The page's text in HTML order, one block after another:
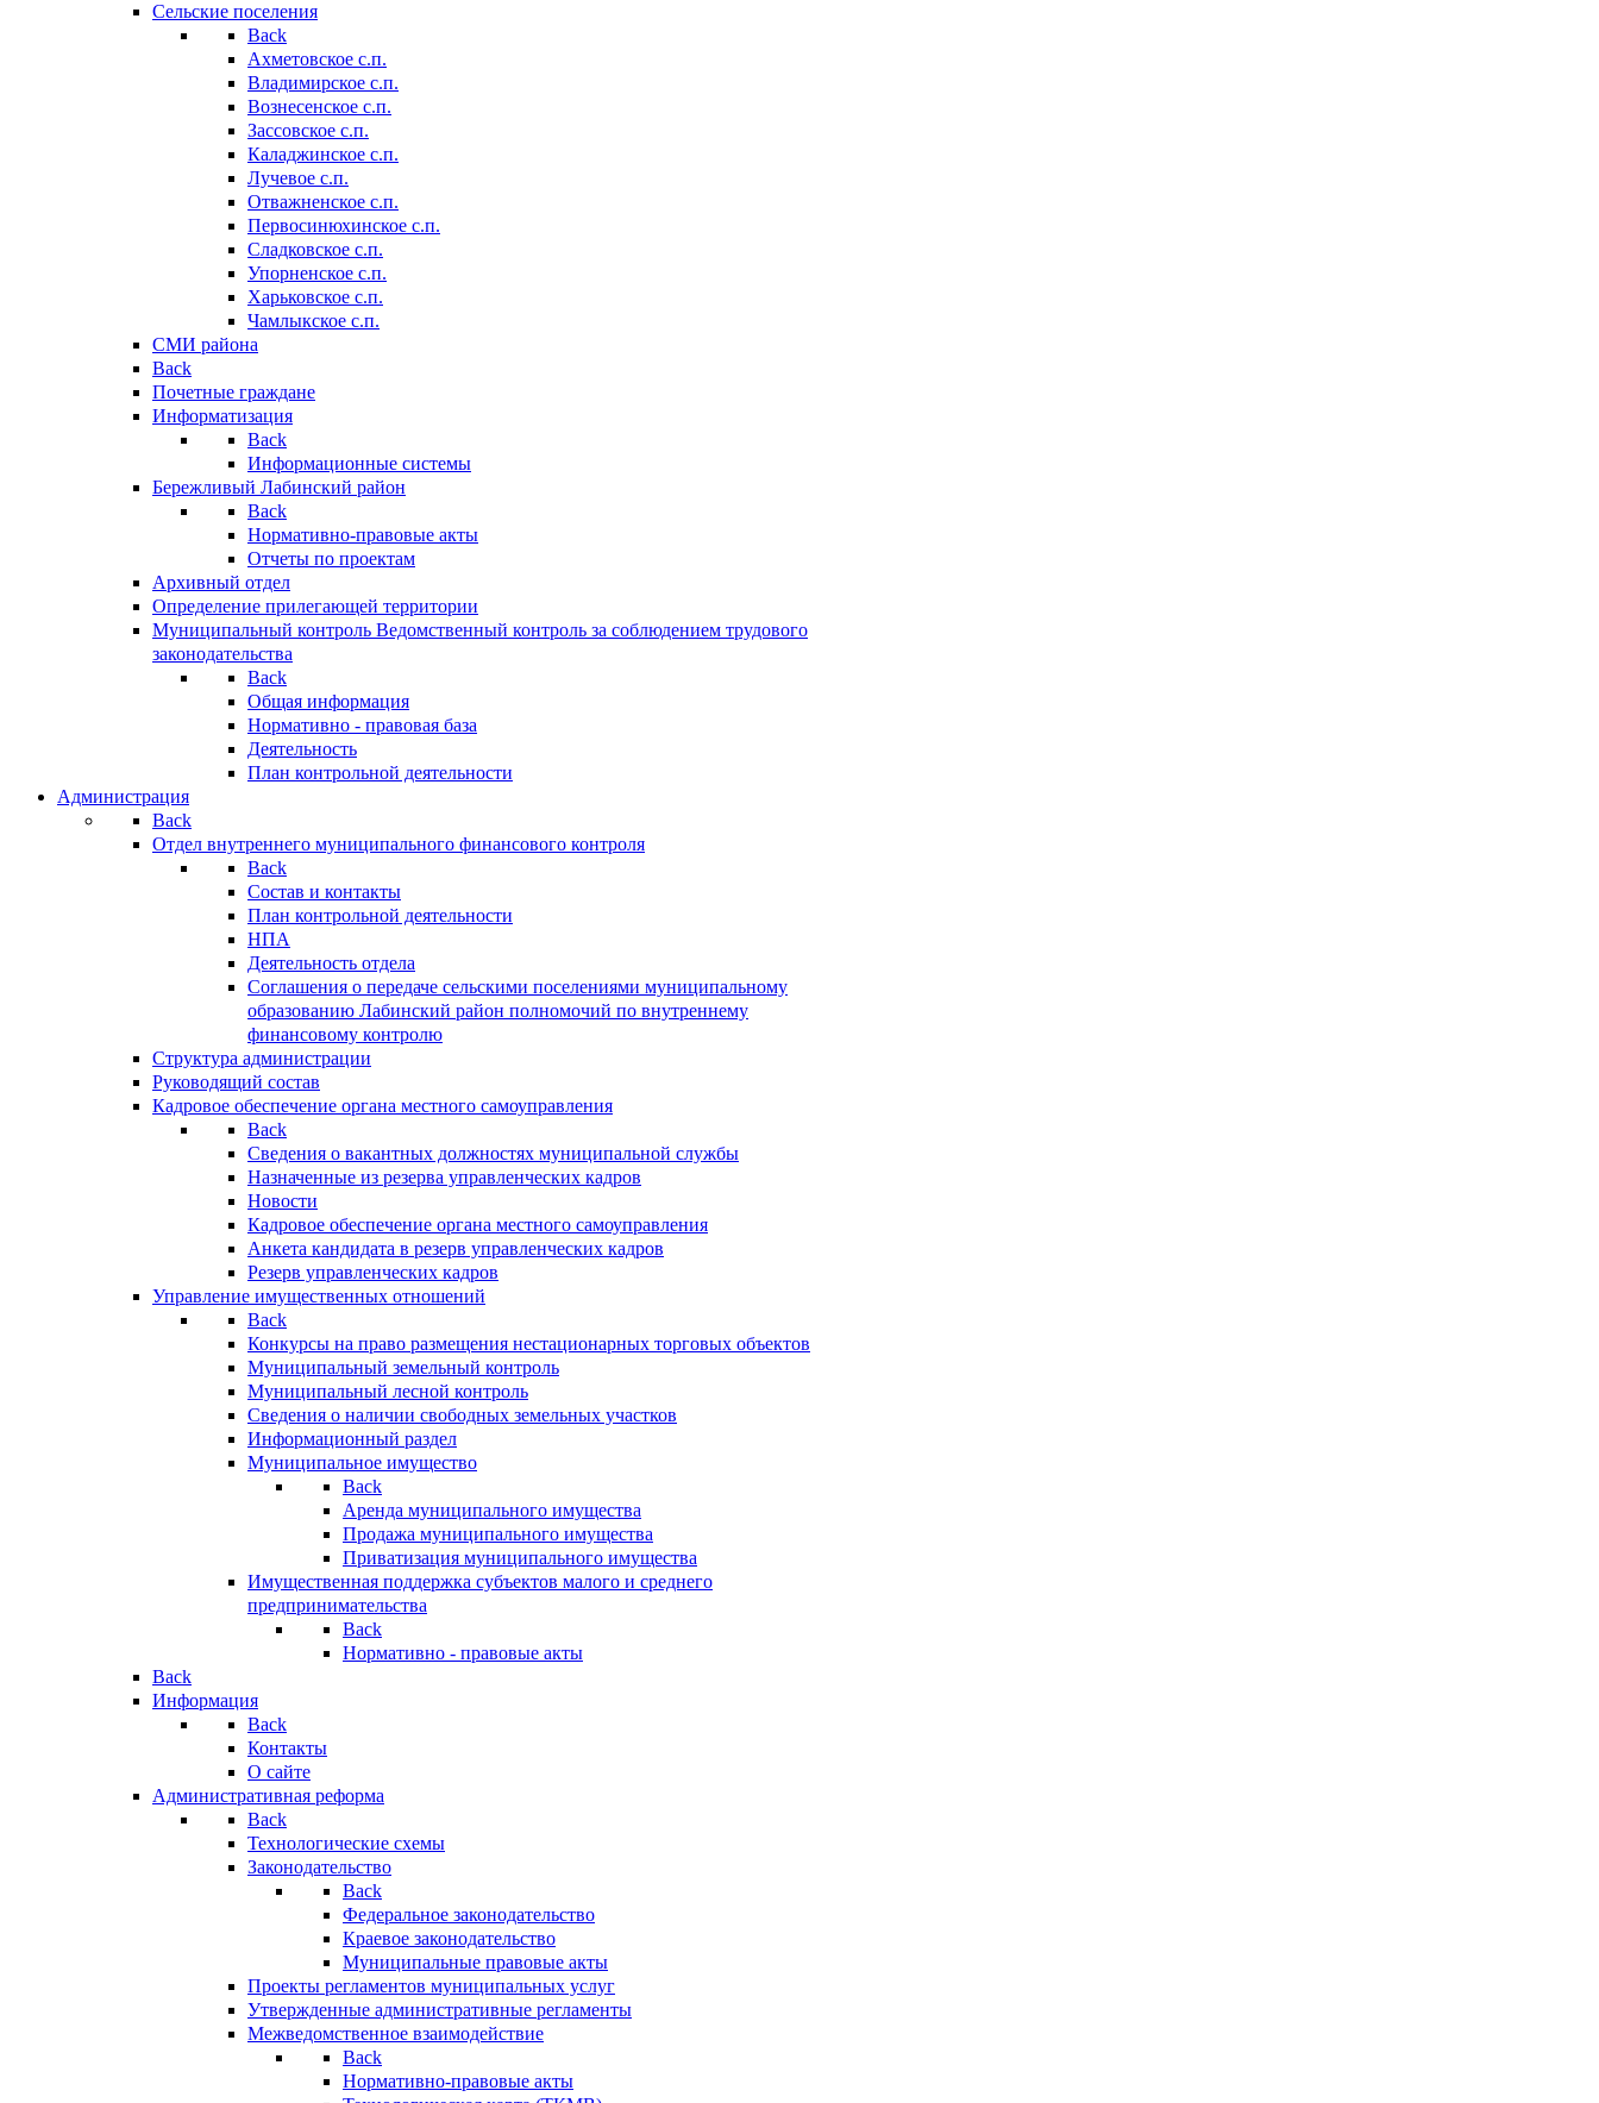
Сельские поселения
Back
Ахметовское с.п.
Владимирское с.п.
Вознесенское с.п.
Зассовское с.п.
Каладжинское с.п.
Лучевое с.п.
Отважненское с.п.
Первосинюхинское с.п.
Сладковское с.п.
Упорненское с.п.
Харьковское с.п.
Чамлыкское с.п.
СМИ района
Back
Почетные граждане
Информатизация
Back
Информационные системы
Бережливый Лабинский район
Back
Нормативно-правовые акты
Отчеты по проектам
Архивный отдел
Определение прилегающей территории
Муниципальный контроль Ведомственный контроль за соблюдением трудового
законодательства
Back
Общая информация
Нормативно - правовая база
Деятельность
План контрольной деятельности
Администрация
Back
Отдел внутреннего муниципального финансового контроля
Back
Состав и контакты
План контрольной деятельности
НПА
Деятельность отдела
Соглашения о передаче сельскими поселениями муниципальному
образованию Лабинский район полномочий по внутреннему
финансовому контролю
Структура администрации
Руководящий состав
Кадровое обеспечение органа местного самоуправления
Back
Сведения о вакантных должностях муниципальной службы
Назначенные из резерва управленческих кадров
Новости
Кадровое обеспечение органа местного самоуправления
Анкета кандидата в резерв управленческих кадров
Резерв управленческих кадров
Управление имущественных отношений
Back
Конкурсы на право размещения нестационарных торговых объектов
Муниципальный земельный контроль
Муниципальный лесной контроль
Сведения о наличии свободных земельных участков
Информационный раздел
Муниципальное имущество
Back
Аренда муниципального имущества
Продажа муниципального имущества
Приватизация муниципального имущества
Имущественная поддержка субъектов малого и среднего
предпринимательства
Back
Нормативно - правовые акты
Back
Информация
Back
Контакты
О сайте
Административная реформа
Back
Технологические схемы
Законодательство
Back
Федеральное законодательство
Краевое законодательство
Муниципальные правовые акты
Проекты регламентов муниципальных услуг
Утвержденные административные регламенты
Межведомственное взаимодействие
Back
Нормативно-правовые акты